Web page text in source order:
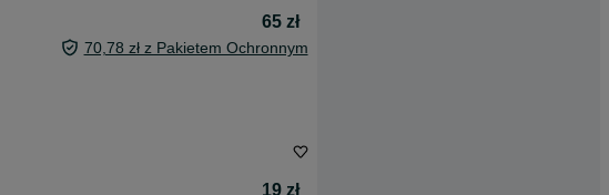
65 zł
70,78 zł z Pakietem Ochronnym
19 zł